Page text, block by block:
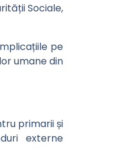
Sociale,
pe
umane din
primarii și
externe